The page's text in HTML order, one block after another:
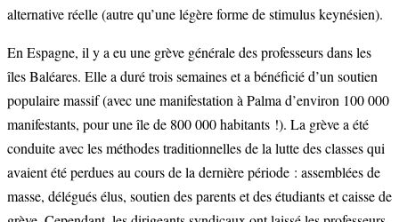
alternative réelle (autre qu’une légère forme de stimulus keynésien).
En Espagne, il y a eu une grève générale des professeurs dans les
îles Baléares. Elle a duré trois semaines et a bénéficié d’un soutien
populaire massif (avec une manifestation à Palma d’environ 100 000
manifestants, pour une île de 800 000 habitants !). La grève a été
conduite avec les méthodes traditionnelles de la lutte des classes qui
avaient été perdues au cours de la dernière période : assemblées de
masse, délégués élus, soutien des parents et des étudiants et caisse de